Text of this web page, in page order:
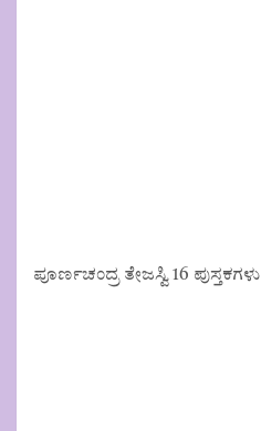
ಪೂರ್ಣಚಂದ್ರ ತೇಜಸ್ವಿ 16 ಪುಸ್ತಕಗಳು